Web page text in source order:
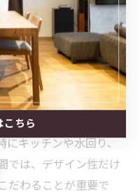
ォームの進
コツ
は、見た目の美しさと
キッチンや水回り、
では、デザイン性だけ
だわることが重要で
ちら
こちら